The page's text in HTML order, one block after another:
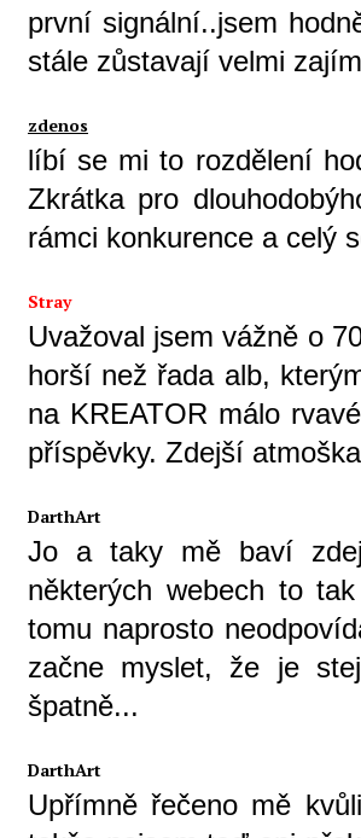
první signální..jsem
stále zůstavají velmi
zdenos
líbí se mi to rozdělení
Zkrátka pro
rámci konkurence a celý
Stray
Uvažoval jsem vážně o
horší než řada alb,
na KREATOR málo
příspěvky. Zdejší
DarthArt
Jo a taky mě baví
některých webech to
tomu naprosto
začne myslet, že je
špatně...
DarthArt
Upřímně řečeno mě